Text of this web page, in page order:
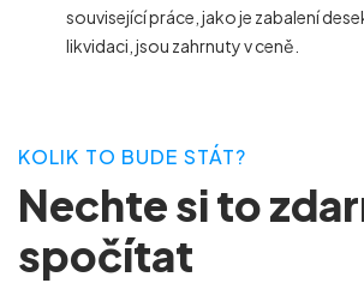
související práce, jako je zabalení
likvidaci, jsou zahrnuty v ceně.
KOLIK TO BUDE STÁT?
Nechte si to
spočítat